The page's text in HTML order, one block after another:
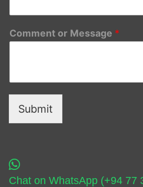
Comment or Message *
Submit
Chat on WhatsApp (+94 77